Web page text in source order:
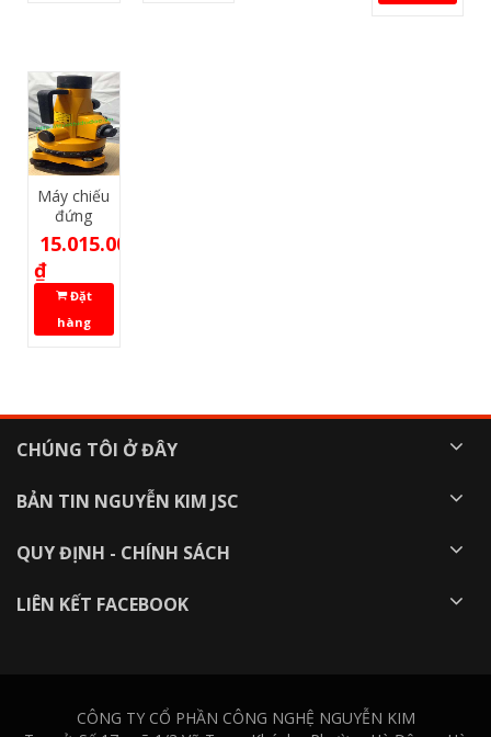
Máy chiếu
đứng
DZJ20C
15.015.000
₫
Đặt
hàng
CHÚNG TÔI Ở ĐÂY
BẢN TIN NGUYỄN KIM JSC
QUY ĐỊNH - CHÍNH SÁCH
LIÊN KẾT FACEBOOK
CÔNG TY CỔ PHẦN CÔNG NGHỆ NGUYỄN KIM